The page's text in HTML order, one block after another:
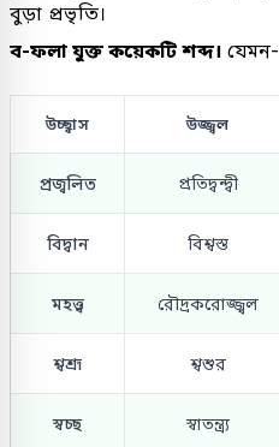
বুড়া প্রভৃতি।
ব-ফলা যুক্ত কয়েকটি শব্দ। যেমন-
উচ্ছ্বাস উজ্জ্বল
প্রজ্বলিত প্রতিদ্বন্দ্বী
বিদ্বান বিশ্বস্ত
মহত্ত্ব রৌদ্রকরোজ্জ্বল
শ্বশ্রূ শ্বশুর
স্বচ্ছ স্বাতন্ত্র্য